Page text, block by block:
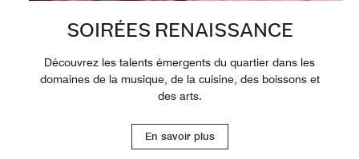
SOIRÉES RENAISSANCE
Découvrez les talents émergents du quartier dans les
domaines de la musique, de la cuisine, des boissons et
des arts.
En savoir plus